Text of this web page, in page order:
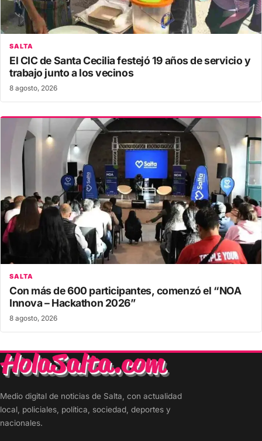
SALTA
El CIC de Santa Cecilia festejó 19 años de servicio y
trabajo junto a los vecinos
8 agosto, 2026
SALTA
Con más de 600 participantes, comenzó el “NOA
Innova – Hackathon 2026”
8 agosto, 2026
Medio digital de noticias de Salta, con actualidad
local, policiales, política, sociedad, deportes y
nacionales.